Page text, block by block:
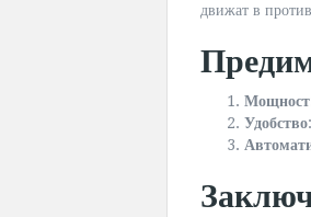
движат в
Мощност
Удобство